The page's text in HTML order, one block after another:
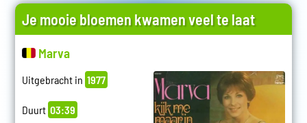
Je mooie bloemen kwamen veel te laat
Marva
Uitgebracht in 1977
Duurt 03:39